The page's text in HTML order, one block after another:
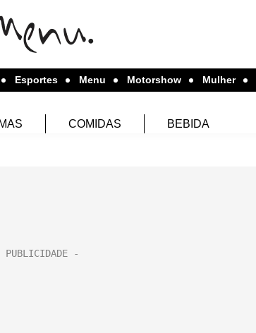
Esportes Menu Motorshow Mulher
COMIDAS BEBIDA